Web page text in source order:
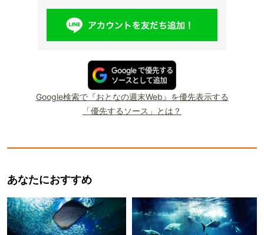
Google検索で『おとなの週末Web』を優先表示する
「優先するソース」とは？
あなたにおすすめ